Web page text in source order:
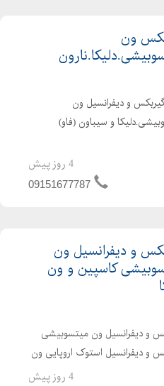
ون
گیربکس و دیفرانسیل ون
و سیباون (فاو)
4 روز پیش
09151677787
و دیفرانسیل ون
کاسپین و ون
و دیفرانسیل ون میتسوبیشی
و دیفرانسیل استوک اروپایی ون
گیربکس ون نارون ارسال به کل
4 روز پیش